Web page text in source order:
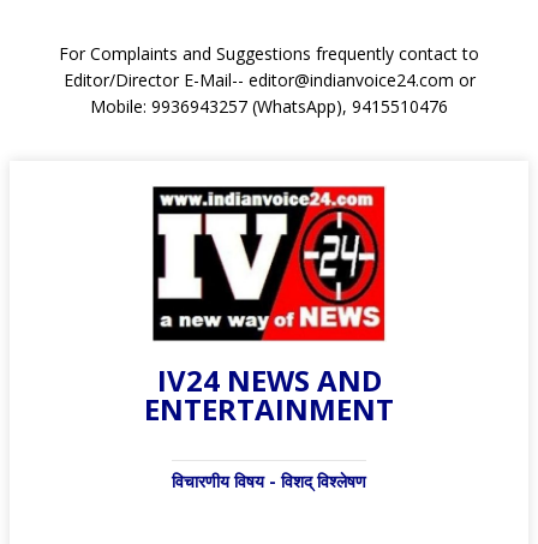
For Complaints and Suggestions frequently contact to
Editor/Director E-Mail-- editor@indianvoice24.com or
Mobile: 9936943257 (WhatsApp), 9415510476
IV24 NEWS AND
ENTERTAINMENT
विचारणीय विषय - विशद् विश्लेषण